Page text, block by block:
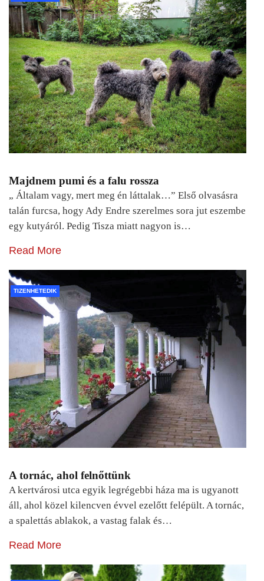
Majdnem pumi és a falu rossza
„ Általam vagy, mert meg én láttalak…” Első olvasásra
talán furcsa, hogy Ady Endre szerelmes sora jut eszembe
egy kutyáról. Pedig Tisza miatt nagyon is…
Read More
TIZENHETEDIK
A tornác, ahol felnőttünk
A kertvárosi utca egyik legrégebbi háza ma is ugyanott
áll, ahol közel kilencven évvel ezelőtt felépült. A tornác,
a spalettás ablakok, a vastag falak és…
Read More